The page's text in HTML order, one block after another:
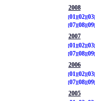
2008
01
02 03
07 08 09
2007
01
02 03
07 08 09
2006
01
02 03
07 08 09
2005